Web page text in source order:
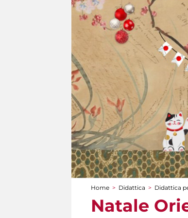
Tu sei qui
Home > Didattica > Didattica
Natale